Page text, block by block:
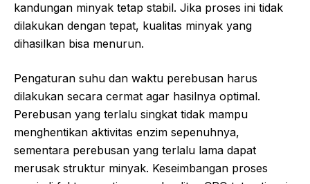
kandungan minyak tetap stabil. Jika proses ini tidak
dilakukan dengan tepat, kualitas minyak yang
dihasilkan bisa menurun.
Pengaturan suhu dan waktu perebusan harus
dilakukan secara cermat agar hasilnya optimal.
Perebusan yang terlalu singkat tidak mampu
menghentikan aktivitas enzim sepenuhnya,
sementara perebusan yang terlalu lama dapat
merusak struktur minyak. Keseimbangan proses